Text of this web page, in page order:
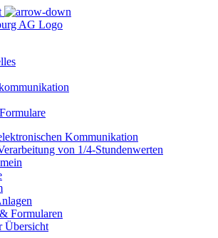
Kommunikation
von 1/4-Stundenwerten
Formularen
Übersicht